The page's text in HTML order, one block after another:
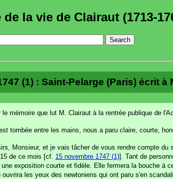
la vie de Clairaut (1713-
(1) : Saint-Pelarge (Paris) écrit à
le mémoire que lut M. Clairaut à la rentrée publique de
tombée entre les mains, nous a paru claire, courte,
Monsieur, et je vais tâcher de vous rendre compte du
de ce mois [cf. 15 novembre 1747 (1)]. Tant de
exposition courte et fidèle. Elle fermera la bouche à
les yeux des newtoniens qui ont paru s'en